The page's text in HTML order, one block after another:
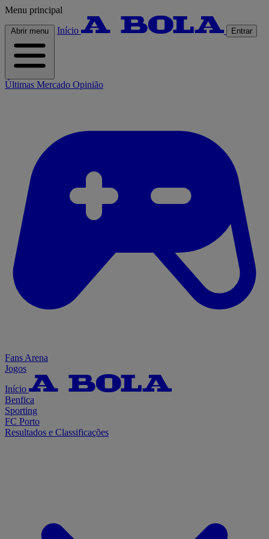
Menu principal
Abrir menu Início Entrar
Últimas Mercado Opinião
Fans Arena
Jogos
Início
Benfica
Sporting
FC Porto
Resultados e Classificações